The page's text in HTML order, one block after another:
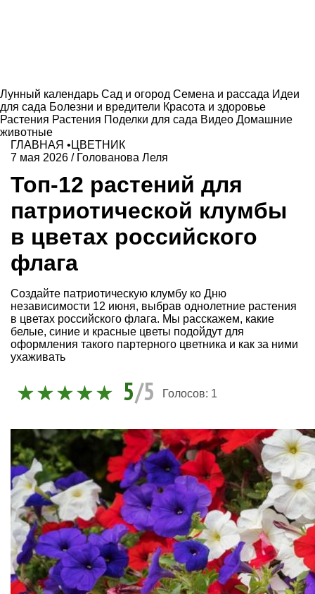
Лунный календарь Сад и огород Семена и рассада Идеи
для сада Болезни и вредители Красота и здоровье
Растения Растения Поделки для сада Видео Домашние
животные
ГЛАВНАЯ • ЦВЕТНИК
7 мая 2026 / Голованова Леля
Топ-12 растений для
патриотической клумбы
в цветах российского
флага
Создайте патриотическую клумбу ко Дню
независимости 12 июня, выбрав однолетние растения
в цветах российского флага. Мы расскажем, какие
белые, синие и красные цветы подойдут для
оформления такого партерного цветника и как за ними
ухаживать
5/5 Голосов: 1